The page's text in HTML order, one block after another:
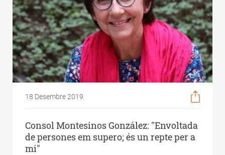
18 Desembre 2019
Consol Montesinos González: "Envoltada
de persones em supero; és un repte per a
mi"